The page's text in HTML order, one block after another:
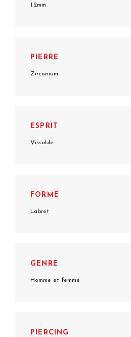
1.2mm
PIERRE
Zirconium
ESPRIT
Vissable
FORME
Labret
GENRE
Homme et femme
PIERCING